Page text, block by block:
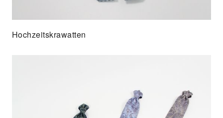
Hochzeitskrawatten